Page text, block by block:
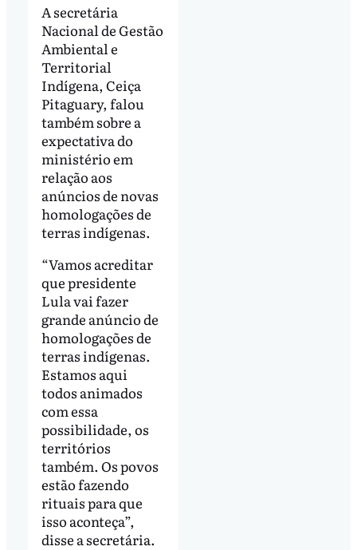
A secretária
Nacional de Gestão
Ambiental e
Territorial
Indígena, Ceiça
Pitaguary, falou
também sobre a
expectativa do
ministério em
relação aos
anúncios de novas
homologações de
terras indígenas.
“Vamos acreditar
que presidente
Lula vai fazer
grande anúncio de
homologações de
terras indígenas.
Estamos aqui
todos animados
com essa
possibilidade, os
territórios
também. Os povos
estão fazendo
rituais para que
isso aconteça”,
disse a secretária.